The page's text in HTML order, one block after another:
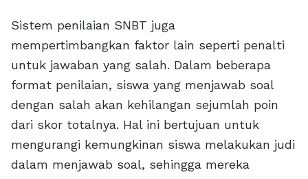
Sistem penilaian SNBT juga
mempertimbangkan faktor lain seperti penalti
untuk jawaban yang salah. Dalam beberapa
format penilaian, siswa yang menjawab soal
dengan salah akan kehilangan sejumlah poin
dari skor totalnya. Hal ini bertujuan untuk
mengurangi kemungkinan siswa melakukan judi
dalam menjawab soal, sehingga mereka